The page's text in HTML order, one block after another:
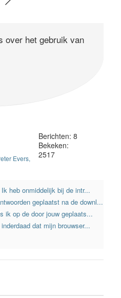
over het gebruik van
Evers,
Berichten: 8
Bekeken:
2517
heb onmiddelijk bij de intr...
geplaatst na de downl...
ik op de door jouw geplaats...
dat mijn brouwser...